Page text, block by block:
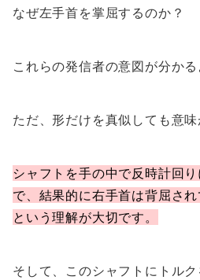
なぜ左手首を掌屈するのか？
これらの発信者の意図が分かる
ただ、形だけを真似しても意味
シャフトを手の中で反時計回
で、結果的に右手首は背屈さ
という理解が大切です。
そして、このシャフトにトル